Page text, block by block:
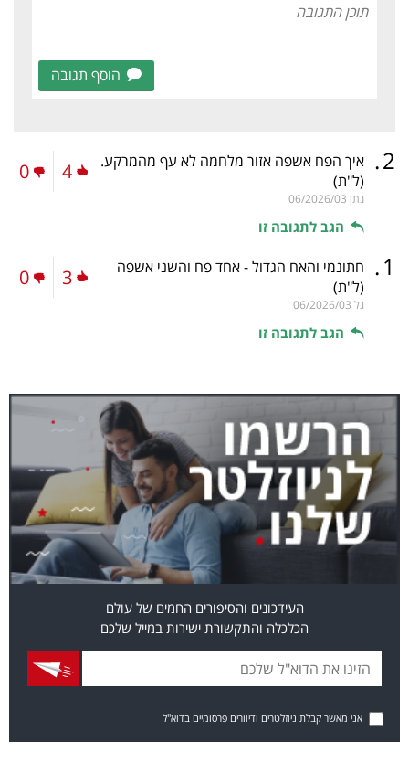
הוסף תגובה
2
. איך הפח אשפה אזור מלחמה לא עף מהמרקע.
(ל"ת)
נתן 06/2026/03
הגב לתגובה זו
4
0
1
. חתונמי והאח הגדול - אחד פח והשני אשפה
(ל"ת)
גל 06/2026/03
הגב לתגובה זו
3
0
העידכונים והסיפורים החמים של עולם
הכלכלה והתקשורת ישירות במייל שלכם
אני מאשר קבלת ניוזלטרים ודיוורים פרסומיים בדוא"ל